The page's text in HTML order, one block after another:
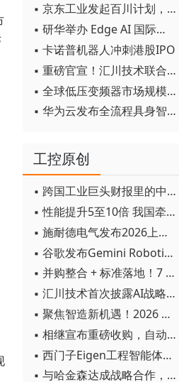
▪ 京东工业发起百川计划， 构建工业大模型新生态
▪ 研华举办 Edge AI 国际论坛
▪ 卡诺普机器人冲刺港股IPO
▪ 重磅官宣！汇川技术联合发起 D12 联盟，开创产教融合新范式
▪ 全球低压变频器市场规模2030年将超170亿美元
▪ 华为云发布全流程具身智能开发平台CloudRobo
工控原创
▪ 跨国工业巨头财报里的中国成绩单
▪ 性能提升5至10倍 我国牵头制定的WiTSnet工业以太网国际标准正式发布
▪ 施耐德电气发布2026上半年可持续发展成绩单 "Impact 2030"路线图开局稳健
▪ 谷歌发布Gemini Robotics 2模型 实现人形机器人全身智能控制突破
▪ 并购整合 + 标准落地！7 月工业自动化产业动态速递
▪ 汇川技术首次披露AI战略进展：从两个方面推动“AI业务化”落地
▪ 聚焦智造新机遇！2026 青岛数字化及智能制造技术论坛圆满落幕
▪ 相继宣布重磅收购，自动化巨头新一轮并购潮剑指何方？
▪ 西门子Eigen工程智能体落地中国，工业AI跨越物理世界“确定性”拐点
▪ 与哈金森达成战略合作，乐聚机器人何以持续获得工业巨头青睐？